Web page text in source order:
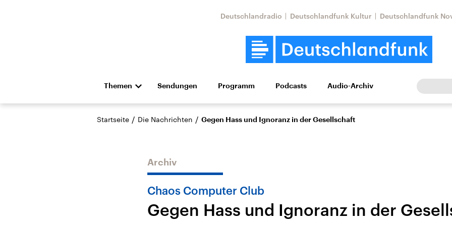
Deutschlandradio Deutschlandfunk Kultur Deutschlandfunk
Themen
Die Nachrichten Politik Wirtschaft Wissen Kultur Europa
Hörspiel und Feature Musik
Landtagswahl Sachsen-
USA
Nahostkonflikt
Iran
Sendungen Programm Podcasts Audio-Archiv
Startseite / Die Nachrichten / Gegen Hass und Ignoranz in der Gesellschaft
Archiv
Chaos Computer Club
Gegen Hass und Ignoranz in der